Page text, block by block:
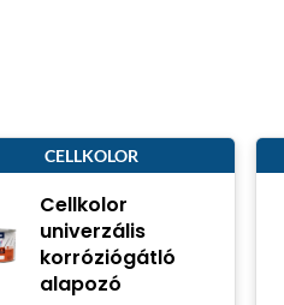
CELLKOLOR
Cellkolor
univerzális
korróziógátló
alapozó